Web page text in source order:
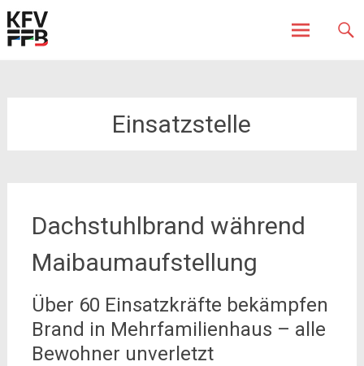
Einsatzstelle
Dachstuhlbrand während
Maibaumaufstellung
Über 60 Einsatzkräfte bekämpfen
Brand in Mehrfamilienhaus – alle
Bewohner unverletzt